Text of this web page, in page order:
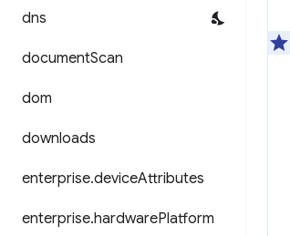
dns
documentScan
dom
downloads
enterprise.deviceAttributes
enterprise.hardwarePlatform